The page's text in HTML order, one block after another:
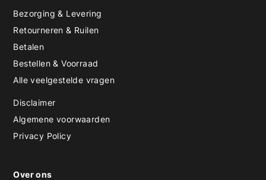
Bezorging & Levering
Retourneren & Ruilen
Betalen
Bestellen & Voorraad
Alle veelgestelde vragen
Disclaimer
Algemene voorwaarden
Privacy Policy
Over ons